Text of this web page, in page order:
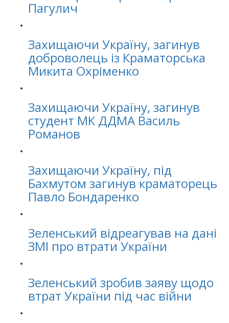
Пагулич
Захищаючи Україну, загинув
доброволець із Краматорська
Микита Охріменко
Захищаючи Україну, загинув
студент МК ДДМА Василь
Романов
Захищаючи Україну, під
Бахмутом загинув краматорець
Павло Бондаренко
Зеленський відреагував на дані
ЗМІ про втрати України
Зеленський зробив заяву щодо
втрат України під час війни